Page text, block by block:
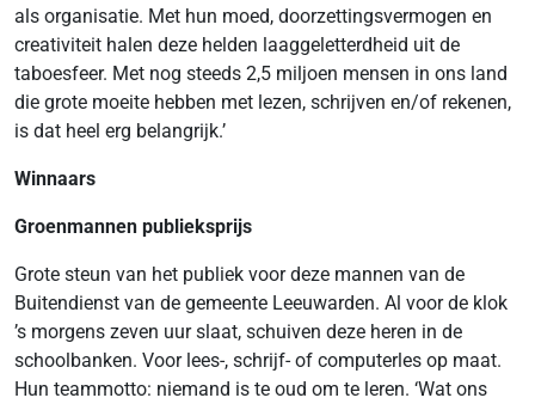
als organisatie. Met hun moed, doorzettingsvermogen en
creativiteit halen deze helden laaggeletterdheid uit de
taboesfeer. Met nog steeds 2,5 miljoen mensen in ons land
die grote moeite hebben met lezen, schrijven en/of rekenen,
is dat heel erg belangrijk.’
Winnaars
Groenmannen publieksprijs
Grote steun van het publiek voor deze mannen van de
Buitendienst van de gemeente Leeuwarden. Al voor de klok
’s morgens zeven uur slaat, schuiven deze heren in de
schoolbanken. Voor lees-, schrijf- of computerles op maat.
Hun teammotto: niemand is te oud om te leren. ‘Wat ons